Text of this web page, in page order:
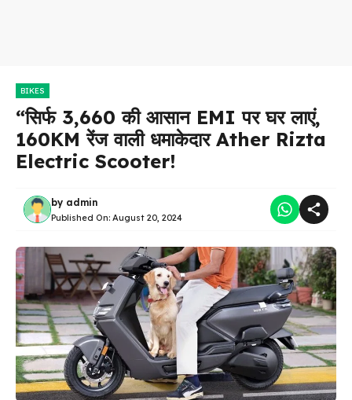
BIKES
“सिर्फ ₹3,660 की आसान EMI पर घर लाएं,
160KM रेंज वाली धमाकेदार Ather Rizta
Electric Scooter!
by admin
Published On: August 20, 2024